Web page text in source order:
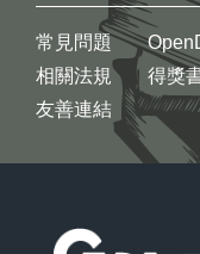
常見問題
相關法規
友善連結
得獎